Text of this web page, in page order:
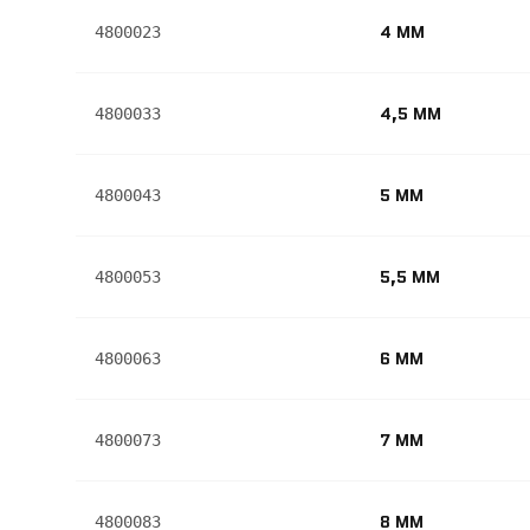
4800023 4 MM
4800033 4,5 MM
4800043 5 MM
4800053 5,5 MM
4800063 6 MM
4800073 7 MM
4800083 8 MM